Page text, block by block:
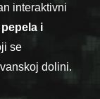
interaktivni
i
se
dolini.